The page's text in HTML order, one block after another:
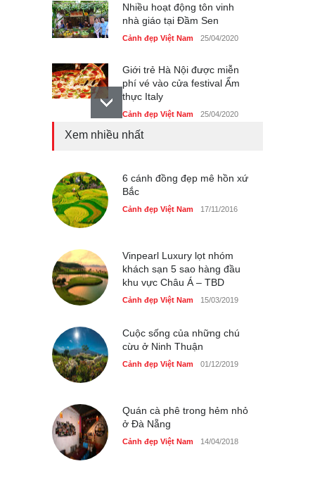
Nhiều hoạt động tôn vinh
nhà giáo tại Đầm Sen
Cảnh đẹp Việt Nam 25/04/2020
Giới trẻ Hà Nội được miễn
phí vé vào cửa festival Ẩm
thực Italy
Cảnh đẹp Việt Nam 25/04/2020
Cảnh đẹp Việt Nam 25/04/2020
Bán đảo Sơn Trà sẽ là khu
Xem nhiều nhất
6 cánh đồng đẹp mê hồn xứ
Bắc
Cảnh đẹp Việt Nam 17/11/2016
Vinpearl Luxury lọt nhóm
khách sạn 5 sao hàng đầu
khu vực Châu Á – TBD
Cảnh đẹp Việt Nam 15/03/2019
Cuộc sống của những chú
cừu ở Ninh Thuận
Cảnh đẹp Việt Nam 01/12/2019
Quán cà phê trong hẻm nhỏ
ở Đà Nẵng
Cảnh đẹp Việt Nam 14/04/2018